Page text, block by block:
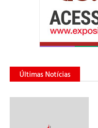
Últimas Notícias